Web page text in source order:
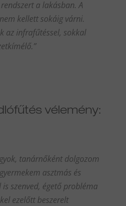
a lakásban. A
kellett sokáig várni.
az infrafűtéssel, sokkal
vélemény:
tanárnőként dolgozom
asztmás és
szenved, égető probléma
ezelőtt beszerelt